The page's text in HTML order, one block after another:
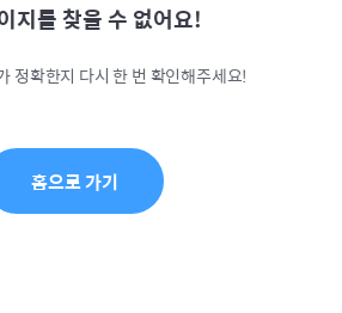
지를 찾을 수 없어요!
정확한지 다시 한 번 확인해주세요!
홈으로 가기